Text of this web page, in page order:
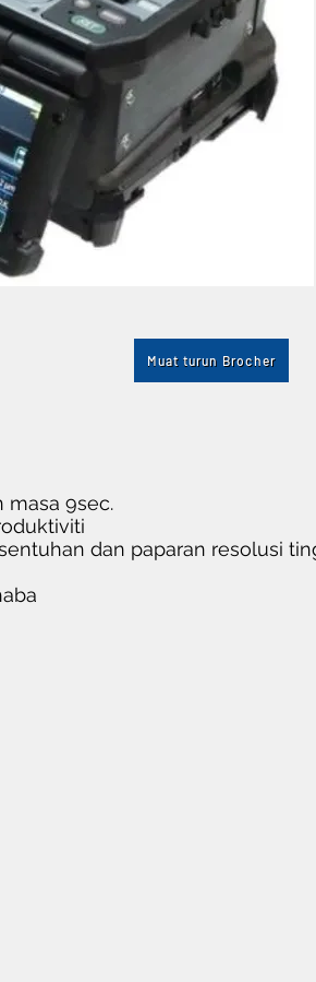
Muat turun Brocher
masa 9sec.
dan paparan resolusi